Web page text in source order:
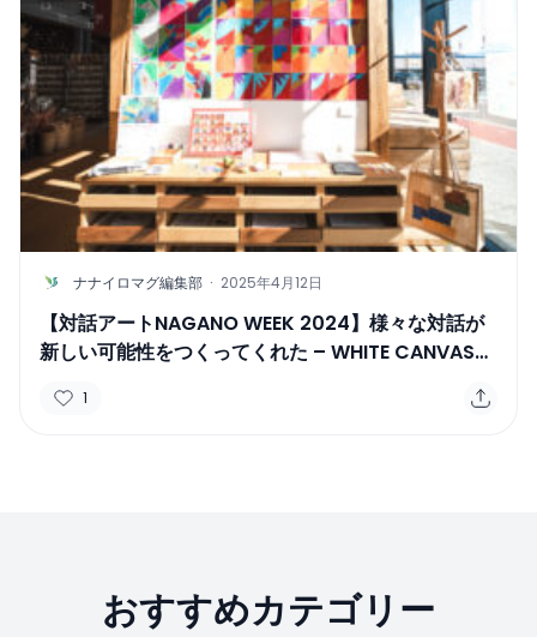
N ナナイロマグ編集部 · 2025年4月12日
【対話アートNAGANO WEEK 2024】様々な対話が
新しい可能性をつくってくれた – WHITE CANVAS
1
おすすめカテゴリー